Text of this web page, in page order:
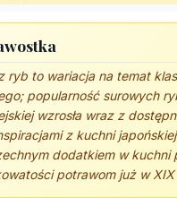
ryb to wariacja na temat
popularność surowych
wzrosła wraz z
z kuchni
dodatkiem w kuchni
potrawom już w XIX